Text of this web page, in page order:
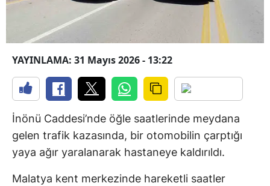
YAYINLAMA: 31 Mayıs 2026 - 13:22
İnönü Caddesi’nde öğle saatlerinde meydana
gelen trafik kazasında, bir otomobilin çarptığı
yaya ağır yaralanarak hastaneye kaldırıldı.
Malatya kent merkezinde hareketli saatler